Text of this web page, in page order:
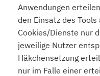
Anwendungen
den Einsatz des
Cookies/Dienste nur
jeweilige Nutzer
Häkchensetzung
nur im Falle einer